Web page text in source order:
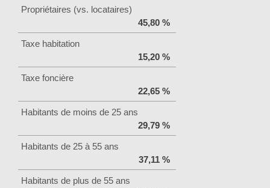
Propriétaires (vs. locataires)
45,80 %
Taxe habitation
15,20 %
Taxe foncière
22,65 %
Habitants de moins de 25 ans
29,79 %
Habitants de 25 à 55 ans
37,11 %
Habitants de plus de 55 ans